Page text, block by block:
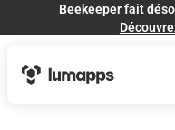
Beekeeper fait